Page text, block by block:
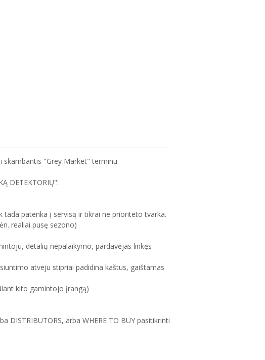
skambantis "Grey Market" terminu.
DETEKTORIŲ":
tada patenka į servisą ir tikrai ne prioriteto tvarka.
realiai pusę sezono)
detalių nepalaikymo, pardavėjas linkęs
atveju stipriai padidina kaštus, gaištamas
kito gamintojo įrangą)
arba WHERE TO BUY pasitikrinti